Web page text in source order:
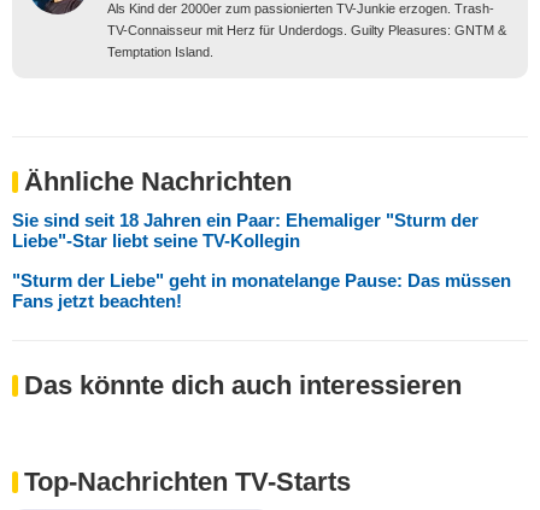
Als Kind der 2000er zum passionierten TV-Junkie erzogen. Trash-
TV-Connaisseur mit Herz für Underdogs. Guilty Pleasures: GNTM &
Temptation Island.
Ähnliche Nachrichten
Sie sind seit 18 Jahren ein Paar: Ehemaliger "Sturm der
Liebe"-Star liebt seine TV-Kollegin
"Sturm der Liebe" geht in monatelange Pause: Das müssen
Fans jetzt beachten!
Das könnte dich auch interessieren
Top-Nachrichten TV-Starts